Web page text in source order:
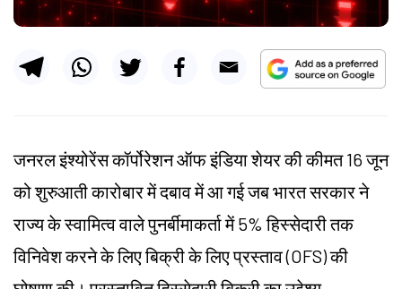
जनरल इंश्योरेंस कॉर्पोरेशन ऑफ इंडिया शेयर की कीमत 16 जून
को शुरुआती कारोबार में दबाव में आ गई जब भारत सरकार ने
राज्य के स्वामित्व वाले पुनर्बीमाकर्ता में 5% हिस्सेदारी तक
विनिवेश करने के लिए बिक्री के लिए प्रस्ताव (OFS) की